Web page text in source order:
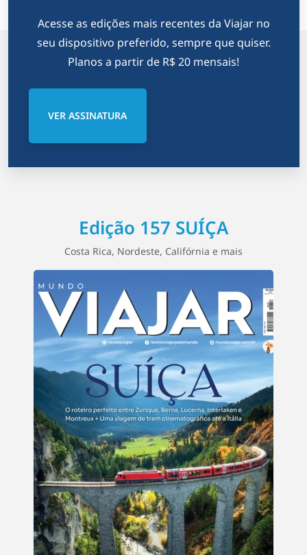
Acesse as edições mais recentes da Viajar no
seu dispositivo preferido, sempre que quiser.
Planos a partir de R$ 20 mensais!
VER ASSINATURA
Edição 157 SUÍÇA
Costa Rica, Nordeste, Califórnia e mais